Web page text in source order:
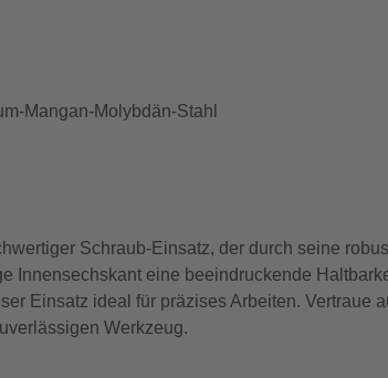
Mangan-Molybdän-Stahl
Schraub-Einsatz, der durch seine
Innensechskant eine beeindruckende
Einsatz ideal für präzises Arbeiten. Vertraue
Werkzeug.